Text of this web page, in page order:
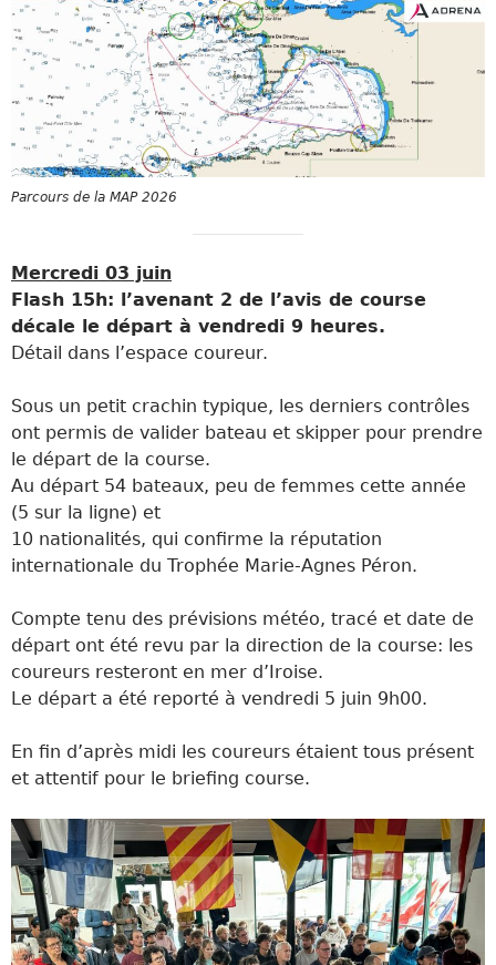
Parcours de la MAP 2026
Mercredi 03 juin
Flash 15h: l’avenant 2 de l’avis de course
décale le départ à vendredi 9 heures.
Détail dans l’espace coureur.
Sous un petit crachin typique, les derniers contrôles
ont permis de valider bateau et skipper pour prendre
le départ de la course.
Au départ 54 bateaux, peu de femmes cette année
(5 sur la ligne) et
10 nationalités, qui confirme la réputation
internationale du Trophée Marie-Agnes Péron.
Compte tenu des prévisions météo, tracé et date de
départ ont été revu par la direction de la course: les
coureurs resteront en mer d’Iroise.
Le départ a été reporté à vendredi 5 juin 9h00.
En fin d’après midi les coureurs étaient tous présent
et attentif pour le briefing course.